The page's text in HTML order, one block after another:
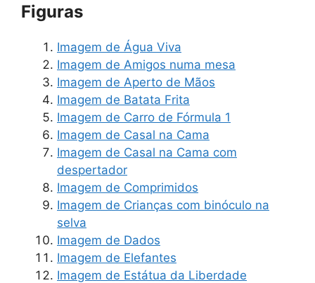
Figuras
Imagem de Água Viva
Imagem de Amigos numa mesa
Imagem de Aperto de Mãos
Imagem de Batata Frita
Imagem de Carro de Fórmula 1
Imagem de Casal na Cama
Imagem de Casal na Cama com
despertador
Imagem de Comprimidos
Imagem de Crianças com binóculo na
selva
Imagem de Dados
Imagem de Elefantes
Imagem de Estátua da Liberdade